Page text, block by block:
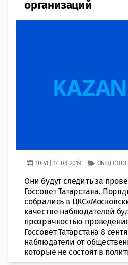
организаций
10:41 | 14-08-2019 ОБЩЕСТВО
Они будут следить за
Госсовет Татарстана.
собрались в
качестве наблюдателей
прозрачностью
Госсовет Татарстана 8
наблюдатели от
которые не состоят в